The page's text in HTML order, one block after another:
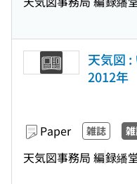
天気図 :
2012年
Paper 雑誌
天気図事務局 編録繙